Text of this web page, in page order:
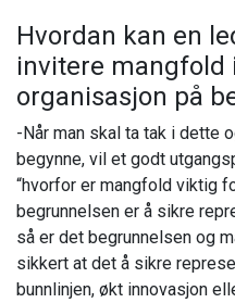
Hvordan kan en
invitere mangfold
organisasjon på
-Når man skal ta tak i dette
begynne, vil et godt
“hvorfor er mangfold viktig
begrunnelsen er å sikre
så er det begrunnelsen og
sikkert at det å sikre
bunnlinjen, økt innovasjon